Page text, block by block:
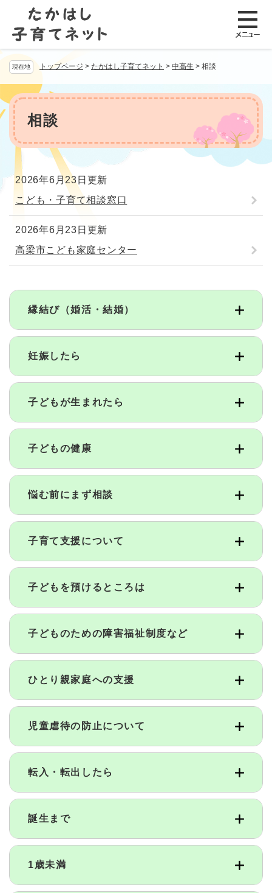
で
。
現在地 トップページ > たかはし子育てネット > 中高生 > 相談
本
文
相談
2026年6月23日更新
こども・子育て相談窓口
2026年6月23日更新
高梁市こども家庭センター
縁結び（婚活・結婚）
妊娠したら
子どもが生まれたら
子どもの健康
悩む前にまず相談
子育て支援について
子どもを預けるところは
子どものための障害福祉制度など
ひとり親家庭への支援
児童虐待の防止について
転入・転出したら
誕生まで
1歳未満